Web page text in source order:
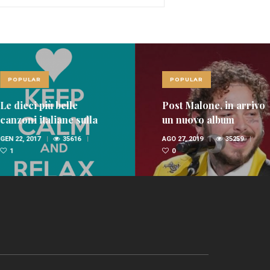
più belle
italiane sulla
35616
POPULAR
Post Malone, in arrivo
un nuovo album
AGO 27, 2019
35259